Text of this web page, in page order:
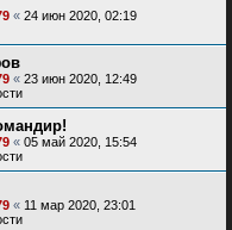
« 24 июн 2020, 02:19
« 23 июн 2020, 12:49
« 05 май 2020, 15:54
« 11 мар 2020, 23:01